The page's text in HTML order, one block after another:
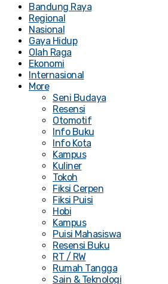
Bandung Raya
Regional
Nasional
Gaya Hidup
Olah Raga
Ekonomi
Internasional
More
Seni Budaya
Resensi
Otomotif
Info Buku
Info Kota
Kampus
Kuliner
Tokoh
Fiksi Cerpen
Fiksi Puisi
Hobi
Kampus
Puisi Mahasiswa
Resensi Buku
RT / RW
Rumah Tangga
Sain & Teknologi